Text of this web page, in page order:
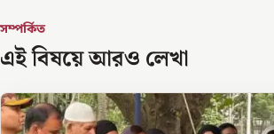
সম্পর্কিত
এই বিষয়ে আরও লেখা